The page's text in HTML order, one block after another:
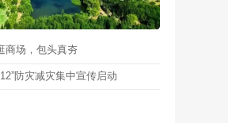
商场，包头真夯
防灾减灾集中宣传启动